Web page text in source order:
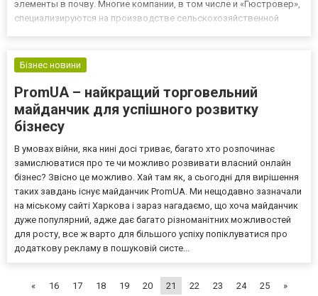
элементы в почву. Многие компании, в том числе и «Гюстровер»,
специализируются на производстве сельскохозяйственной
распылит...
Бізнес новини
PromUA – найкращий торговельний
майданчик для успішного розвитку
бізнесу
В умовах війни, яка нині досі триває, багато хто розпочинає
замислюватися про те чи можливо розвивати власний онлайн
бізнес? Звісно це можливо. Хай там як, а сьогодні для вирішення
таких завдань існує майданчик PromUA. Ми нещодавно зазначали
на міському сайті Харкова і зараз нагадаємо, що хоча майданчик
дуже популярний, адже дає багато різноманітних можливостей
для росту, все ж варто для більшого успіху попіклуватися про
додаткову рекламу в пошуковій систе...
« 16 17 18 19 20 21 22 23 24 25 »